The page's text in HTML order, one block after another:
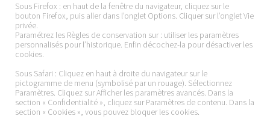
Sous Firefox : en haut de la fenêtre du navigateur, cliquez sur le
bouton Firefox, puis aller dans l’onglet Options. Cliquer sur l’onglet Vie
privée.
Paramétrez les Règles de conservation sur : utiliser les paramètres
personnalisés pour l’historique. Enfin décochez-la pour désactiver les
cookies.
Sous Safari : Cliquez en haut à droite du navigateur sur le
pictogramme de menu (symbolisé par un rouage). Sélectionnez
Paramètres. Cliquez sur Afficher les paramètres avancés. Dans la
section « Confidentialité », cliquez sur Paramètres de contenu. Dans la
section « Cookies », vous pouvez bloquer les cookies.